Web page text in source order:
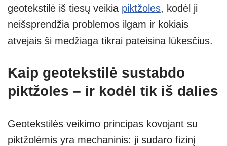
geotekstilė iš tiesų veikia piktžoles, kodėl ji
neišsprendžia problemos ilgam ir kokiais
atvejais ši medžiaga tikrai pateisina lūkesčius.
Kaip geotekstilė sustabdo
piktžoles – ir kodėl tik iš dalies
Geotekstilės veikimo principas kovojant su
piktžolėmis yra mechaninis: ji sudaro fizinį